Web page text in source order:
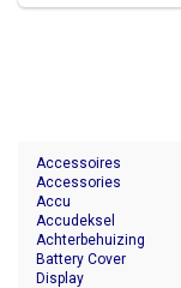
Accessoires
Accessories
Accu
Accudeksel
Achterbehuizing
Battery Cover
Display